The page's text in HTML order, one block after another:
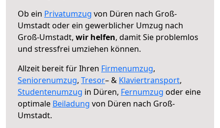
Ob ein Privatumzug von Düren nach Groß-
Umstadt oder ein gewerblicher Umzug nach
Groß-Umstadt, wir helfen, damit Sie problemlos
und stressfrei umziehen können.
Allzeit bereit für Ihren Firmenumzug,
Seniorenumzug, Tresor– & Klaviertransport,
Studentenumzug in Düren, Fernumzug oder eine
optimale Beiladung von Düren nach Groß-
Umstadt.